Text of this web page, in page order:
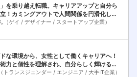
」を乗り越え転職。キャリアアップと自分ら
！カミングアウトで人間関係を円滑化し、
仕事に打ち込む「楽しい時間」に変える。
（ゲイ / デザイナー / スタートアップ企業）
な環境から、女性として働くキャリアへ！
力と個性を理解され、自分らしく輝ける職
れた成功体験。
トランスジェンダー / エンジニア / 大手IT企業）